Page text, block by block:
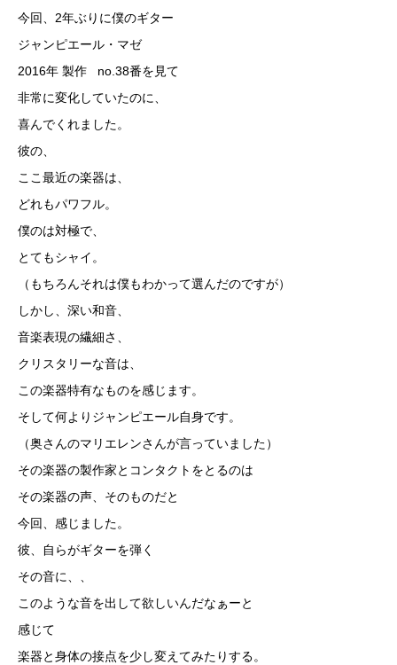
今回、2年ぶりに僕のギター
ジャンピエール・マゼ
2016年 製作 no.38番を見て
非常に変化していたのに、
喜んでくれました。
彼の、
ここ最近の楽器は、
どれもパワフル。
僕のは対極で、
とてもシャイ。
（もちろんそれは僕もわかって選んだのですが）
しかし、深い和音、
音楽表現の繊細さ、
クリスタリーな音は、
この楽器特有なものを感じます。
そして何よりジャンピエール自身です。
（奥さんのマリエレンさんが言っていました）
その楽器の製作家とコンタクトをとるのは
その楽器の声、そのものだと
今回、感じました。
彼、自らがギターを弾く
その音に、、
このような音を出して欲しいんだなぁーと
感じて
楽器と身体の接点を少し変えてみたりする。